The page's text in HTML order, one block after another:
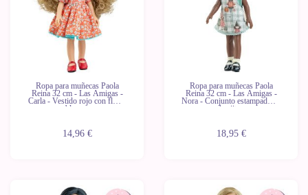
Ropa para muñecas Paola
Reina 32 cm - Las Amigas -
Carla - Vestido rojo con flores
blancas
14,96 €
Ropa para muñecas Paola
Reina 32 cm - Las Amigas -
Nora - Conjunto estampado de
brujitas
18,95 €